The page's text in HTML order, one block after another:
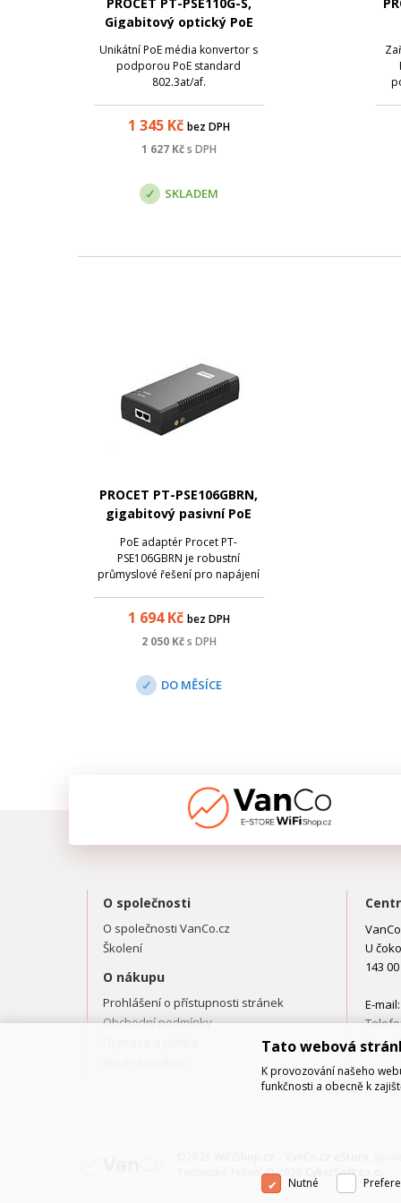
Gigabitový optický PoE
konvertor s aktivní, 30W
Unikátní PoE média konvertor s
podporou PoE standard
802.3at/af.
1 345Kč bez DPH
1 627Kčs DPH
SKLADEM
PROCET PT-PSE106GBRN,
gigabitový pasivní PoE
PoE adaptér Procet PT-
PSE106GBRN je robustní
průmyslové řešení pro napájení
příkonem až 90 W (napájení po
všech vodičích) a s integrovanými
1 694Kč bez DPH
2 050Kčs DPH
DO MĚSÍCE
O společnosti
O společnosti VanCo.cz
Školení
O nákupu
Prohlášení o přístupnosti stránek
Obchodní podmínky
U
143
E-mail:
Fax:
Technické řešení © 2026
CyberSoft s.r.o.
Tato webová
K provozování našeho
funkčnosti a obecně k
Nutné